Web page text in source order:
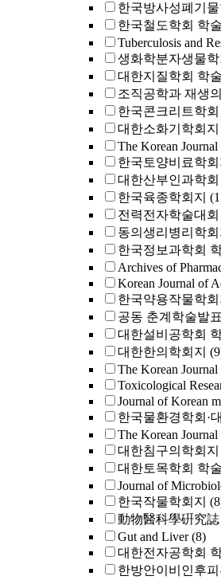
한국방사성폐기
한국철도학회 학
Tuberculosis and
생화학분자생물
대한지질학회 학
조직공학과 재생
한국콘크리트학
대한소화기학회지
The Korean Journal
한국토양비료학회
대한산부인과학회
한국육종학회지
전력전자학술대
동의생리병리학회
한국정보과학회
Archives of
Korean Journal of
한국약용작물학회
공동 춘계학술발
대한설비공학회
대한한의학회지
The Korean
Toxicological
Journal of Korean
한국물환경학회·
The Korean
대한침구의학회지
대한토목학회 학
Journal of
한국작물학회지
動物醫科學硏究誌
Gut and Liver (8)
대한전자공학회
한방안이비인후피